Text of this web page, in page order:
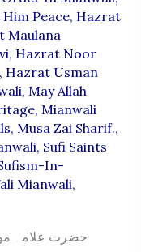
Peace, Hazrat
Maulana
, Hazrat Noor
, Hazrat Usman
, May Allah
, Mianwali
, Musa Zai Sharif.,
, Sufi Saints
In-
Mianwali,